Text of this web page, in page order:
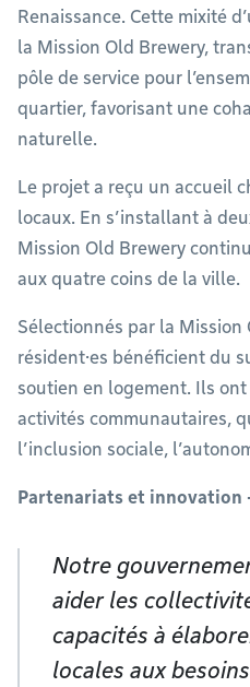
Renaissance. Cette mixité
la Mission Old Brewery,
pôle de service pour
quartier, favorisant une
naturelle.
Le projet a reçu un accueil
locaux. En s’installant à
Mission Old Brewery
aux quatre coins de la ville.
Sélectionnés par la Mission
résident·es bénéficient du
soutien en logement. Ils
activités communautaires,
l’inclusion sociale,
Partenariats et innovation
Notre
aider les
capacités à
locales aux